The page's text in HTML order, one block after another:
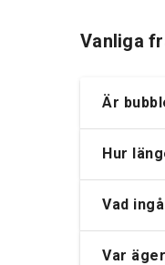
Vanliga
Är
Hur
Vad
Var